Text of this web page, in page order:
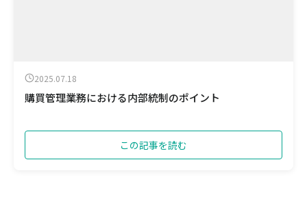
2025.07.18
購買管理業務における内部統制のポイント
この記事を読む